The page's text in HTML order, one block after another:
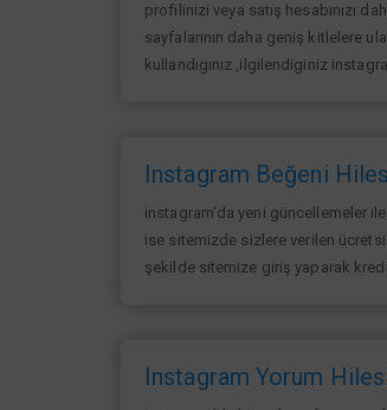
profilinizi veya satış hesabınızı
sayfalarının daha geniş kitlelere
kullandıgınız ,ilgilendiginiz
Instagram Beğeni
instagram'da yeni güncellemeler
ise sitemizde sizlere verilen
şekilde sitemize giriş yaparak
Instagram Yorum